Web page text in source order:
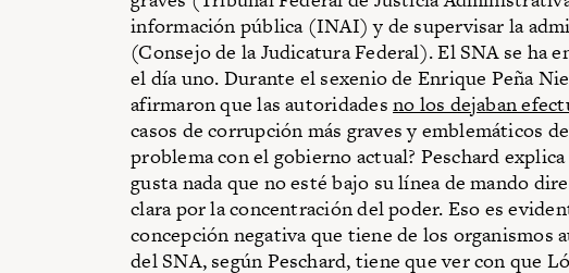
información pública (INAI) y de supervisar la
(Consejo de la Judicatura Federal). El SNA se ha
el día uno. Durante el sexenio de Enrique Peña
afirmaron que las autoridades no los dejaban
casos de corrupción más graves y emblemáticos
problema con el gobierno actual? Peschard
gusta nada que no esté bajo su línea de mando
clara por la concentración del poder. Eso es
concepción negativa que tiene de los organismos
del SNA, según Peschard, tiene que ver con que